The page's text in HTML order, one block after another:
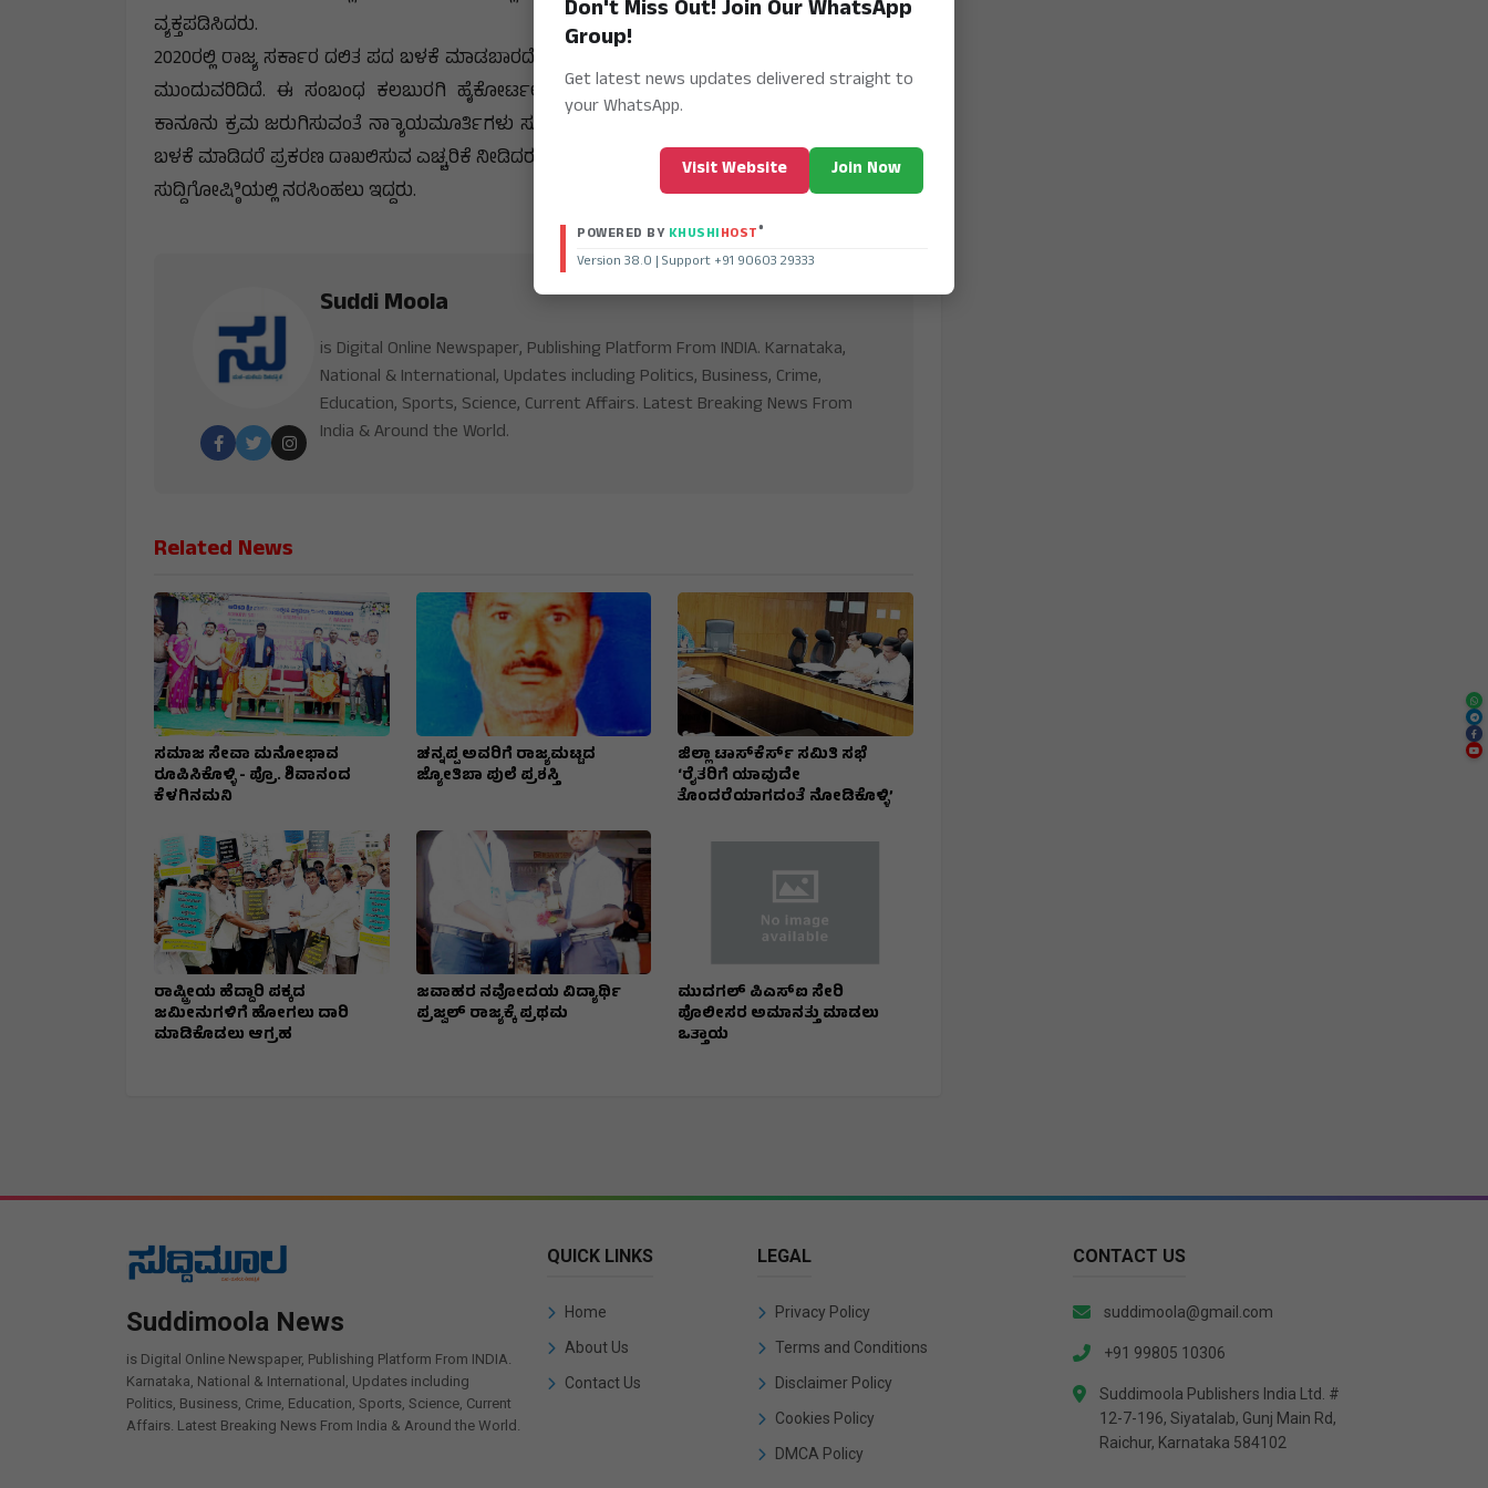
ವ್ಯಕ್ತಪಡಿಸಿದರು.
2020ರಲ್ಲಿ ರಾಜ್ಯ ಸರ್ಕಾರ ದಲಿತ ಪದ ಬಳಕೆ ಮಾಡಬಾರದೆಂದು ಸುತ್ತೋೋಲೆ ಹೊರಡಿಸಿದ್ದರೂ, ಇಂದಿಗೂ ಪದ ಬಳಕೆ
ಮುಂದುವರಿದಿದೆ. ಈ ಸಂಬಂಧ ಕಲಬುರಗಿ ಹೈಕೋರ್ಟಲ್ಲಿ ರಿಟ್ ಅರ್ಜಿ ಸಲ್ಲಿಕೆಯಾಗಿದ್ದು, ಆದೇಶ ಪಾಲಿಸದಿದ್ದರೆ
ಕಾನೂನು ಕ್ರಮ ಜರುಗಿಸುವಂತೆ ನ್ಯಾಾಯಮೂರ್ತಿಗಳು ಸೂಚಿಸಿದ್ದಾರೆ ಎಂದು ಹೇಳಿದರು. ಸಂಘಟನೆಗಳು ದಲಿತ ಪದ
ಬಳಕೆ ಮಾಡಿದರೆ ಪ್ರಕರಣ ದಾಖಲಿಸುವ ಎಚ್ಚರಿಕೆ ನೀಡಿದರು.
ಸುದ್ದಿಗೋಷ್ಠಿಿಯಲ್ಲಿ ನರಸಿಂಹಲು ಇದ್ದರು.
Suddi Moola
is Digital Online Newspaper, Publishing Platform From INDIA. Karnataka,
National & International, Updates including Politics, Business, Crime,
Education, Sports, Science, Current Affairs. Latest Breaking News From
India & Around the World.
Related News
ಸಮಾಜ ಸೇವಾ ಮನೋಭಾವ
ರೂಪಿಸಿಕೊಳ್ಳಿ - ಪ್ರೊ. ಶಿವಾನಂದ
ಕೆಳಗಿನಮನಿ
ಚನ್ನಪ್ಪ ಅವರಿಗೆ ರಾಜ್ಯಮಟ್ಟದ
ಜ್ಯೋತಿಬಾ ಪುಲೆ ಪ್ರಶಸ್ತಿ
ಜಿಲ್ಲಾ ಟಾಸ್‌‌ಕೆರ್ಸ್ ಸಮಿತಿ ಸಭೆ
‘ರೈತರಿಗೆ ಯಾವುದೇ
ತೊಂದರೆಯಾಗದಂತೆ ನೋಡಿಕೊಳ್ಳಿ’
ರಾಷ್ಟ್ರೀಯ ಹೆದ್ದಾರಿ ಪಕ್ಕದ
ಜಮೀನುಗಳಿಗೆ ಹೋಗಲು ದಾರಿ
ಮಾಡಿಕೊಡಲು ಆಗ್ರಹ
ಜವಾಹರ ನವೋದಯ ವಿದ್ಯಾರ್ಥಿ
ಪ್ರಜ್ವಲ್ ರಾಜ್ಯಕ್ಕೆ ಪ್ರಥಮ
ಮುದಗಲ್ ಪಿಎಸ್‌ಐ ಸೇರಿ
ಪೊಲೀಸರ ಅಮಾನತ್ತು ಮಾಡಲು
ಒತ್ತಾಯ
Suddimoola News
is Digital Online Newspaper, Publishing Platform From INDIA.
Karnataka, National & International, Updates including
Politics, Business, Crime, Education, Sports, Science, Current
Affairs. Latest Breaking News From India & Around the World.
QUICK LINKS
Home
About Us
Contact Us
LEGAL
Privacy Policy
Terms and Conditions
Disclaimer Policy
Cookies Policy
DMCA Policy
CONTACT US
suddimoola@gmail.com
+91 99805 10306
Suddimoola Publishers India Ltd. #
12-7-196, Siyatalab, Gunj Main Rd,
Raichur, Karnataka 584102
Don't Miss Out! Join Our WhatsApp
Group!
Get latest news updates delivered straight to
your WhatsApp.
Visit Website Join Now
POWERED BY KHUSHIHOST®
Version 38.0 | Support +91 90603 29333